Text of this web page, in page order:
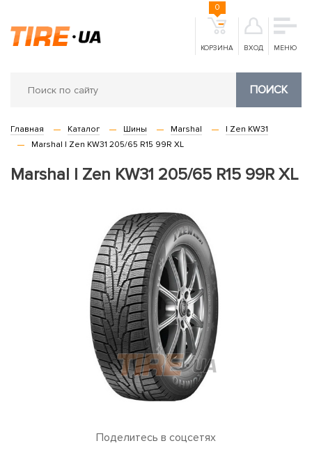
КОРЗИНА
0
ВХОД МЕНЮ
ПОИСК
Главная Каталог Шины Marshal
I Zen KW31
Marshal I Zen KW31 205/65 R15 99R XL
Marshal I Zen KW31 205/65 R15 99R XL
Поделитесь в соцсетях